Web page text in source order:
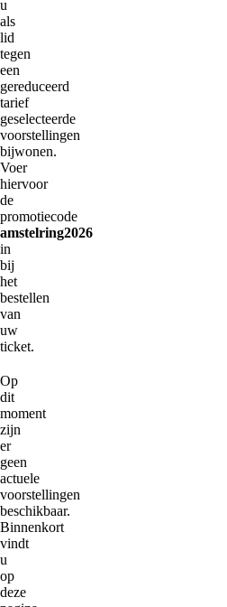
u
als
lid
tegen
een
gereduceerd
tarief
geselecteerde
voorstellingen
bijwonen.
Voer
hiervoor
de
promotiecode
amstelring2026
in
bij
het
bestellen
van
uw
ticket.
Op
dit
moment
zijn
er
geen
actuele
voorstellingen
beschikbaar.
Binnenkort
vindt
u
op
deze